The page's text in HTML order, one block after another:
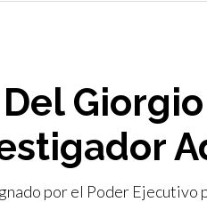
por el Poder